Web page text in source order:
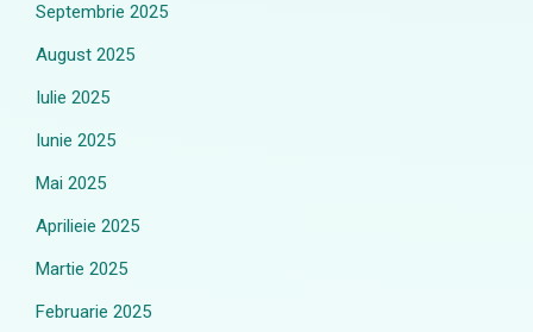
Septembrie 2025
August 2025
Iulie 2025
Iunie 2025
Mai 2025
Aprilieie 2025
Martie 2025
Februarie 2025